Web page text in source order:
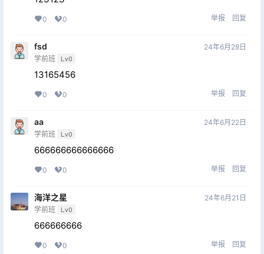
0 0 举报 回复
fsd
学前班 Lv0
24年6月28日
13165456
0 0 举报 回复
aa
学前班 Lv0
24年6月22日
666666666666666
0 0 举报 回复
海洋之星
学前班 Lv0
24年6月21日
666666666
0 0 举报 回复